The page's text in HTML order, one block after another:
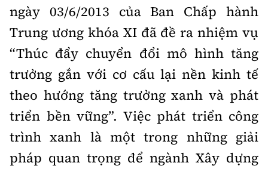
ngày 03/6/2013 của Ban Chấp hành
Trung ương khóa XI đã đề ra nhiệm vụ
“Thúc đẩy chuyển đổi mô hình tăng
trưởng gắn với cơ cấu lại nền kinh tế
theo hướng tăng trưởng xanh và phát
triển bền vững”. Việc phát triển công
trình xanh là một trong những giải
pháp quan trọng để ngành Xây dựng